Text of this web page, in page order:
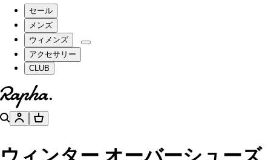
セール
メンズ
ウィメンズ
アクセサリー
CLUB
ホームページへ
検索アカウントバスケット